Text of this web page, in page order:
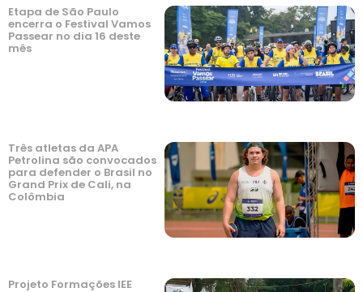
Etapa de São Paulo
encerra o Festival Vamos
Passear no dia 16 deste
mês
Três atletas da APA
Petrolina são convocados
para defender o Brasil no
Grand Prix de Cali, na
Colômbia
Projeto Formações IEE